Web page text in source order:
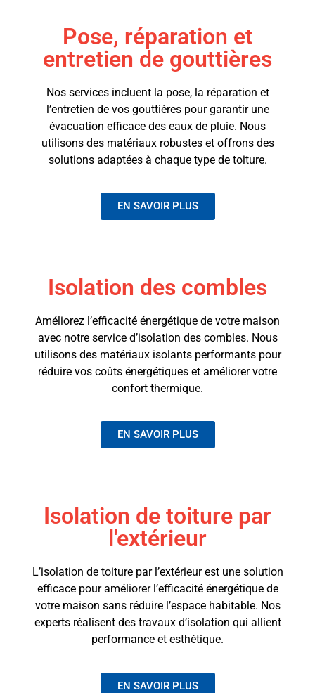
Pose, réparation et
entretien de gouttières
Nos services incluent la pose, la réparation et
l’entretien de vos gouttières pour garantir une
évacuation efficace des eaux de pluie. Nous
utilisons des matériaux robustes et offrons des
solutions adaptées à chaque type de toiture.
EN SAVOIR PLUS
Isolation des combles
Améliorez l’efficacité énergétique de votre maison
avec notre service d’isolation des combles. Nous
utilisons des matériaux isolants performants pour
réduire vos coûts énergétiques et améliorer votre
confort thermique.
EN SAVOIR PLUS
Isolation de toiture par
l'extérieur
L’isolation de toiture par l’extérieur est une solution
efficace pour améliorer l’efficacité énergétique de
votre maison sans réduire l’espace habitable. Nos
experts réalisent des travaux d’isolation qui allient
performance et esthétique.
EN SAVOIR PLUS